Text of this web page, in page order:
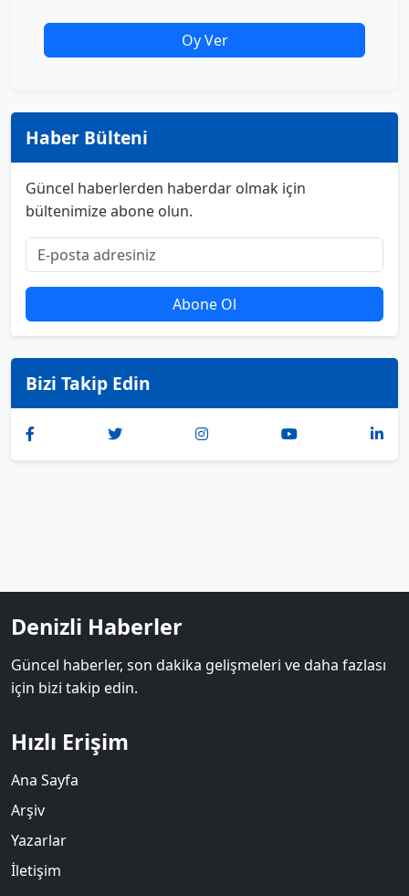
Oy Ver
Haber Bülteni
Güncel haberlerden haberdar olmak için
bültenimize abone olun.
Abone Ol
Bizi Takip Edin
Denizli Haberler
Güncel haberler, son dakika gelişmeleri ve daha fazlası
için bizi takip edin.
Hızlı Erişim
Ana Sayfa
Arşiv
Yazarlar
İletişim